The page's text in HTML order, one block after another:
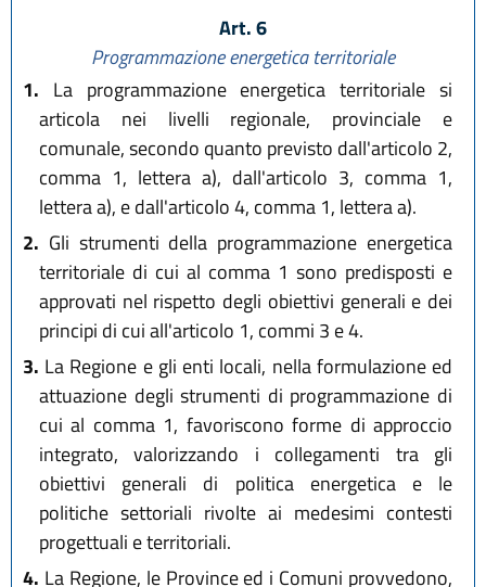
Art. 6
Programmazione energetica territoriale
1. La programmazione energetica territoriale si
articola nei livelli regionale, provinciale e
comunale, secondo quanto previsto dall'articolo 2,
comma 1, lettera a), dall'articolo 3, comma 1,
lettera a), e dall'articolo 4, comma 1, lettera a).
2. Gli strumenti della programmazione energetica
territoriale di cui al comma 1 sono predisposti e
approvati nel rispetto degli obiettivi generali e dei
principi di cui all'articolo 1, commi 3 e 4.
3. La Regione e gli enti locali, nella formulazione ed
attuazione degli strumenti di programmazione di
cui al comma 1, favoriscono forme di approccio
integrato, valorizzando i collegamenti tra gli
obiettivi generali di politica energetica e le
politiche settoriali rivolte ai medesimi contesti
progettuali e territoriali.
4. La Regione, le Province ed i Comuni provvedono,